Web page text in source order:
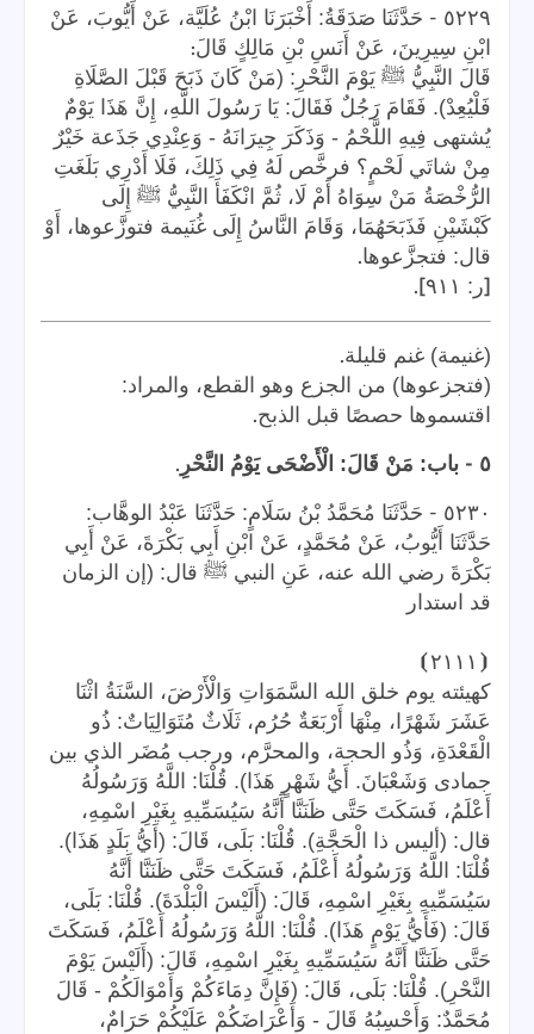
٥٢٢٩ - حَدَّثَنَا صَدَقَةُ: أَخْبَرَنَا ابْنُ عُلَيَّة، عَنْ أَيُّوبَ، عَنْ
ابْنِ سِيرِينَ، عَنْ أَنَسِ بْنِ مَالِكٍ قَالَ:
قَالَ النَّبِيُّ ﷺ يَوْمَ النَّحْرِ: (مَنْ كَانَ ذَبَحَ قَبْلَ الصَّلَاةِ
فَلْيُعِدْ). فَقَامَ رَجُلٌ فَقَالَ: يَا رَسُولَ اللَّهِ، إِنَّ هَذَا يَوْمٌ
يُشتهى فِيهِ اللَّحْمُ - وَذَكَرَ جِيرَانَهُ - وَعِنْدِي جَذَعة خَيْرٌ
مِنْ شاتَي لَحْمٍ؟ فرخَّص لَهُ فِي ذَلِكَ، فَلَا أَدْرِي بَلَغَتِ
الرُّخْصَةُ مَنْ سِوَاهُ أَمْ لَا، ثُمَّ انْكَفَأَ النَّبِيُّ ﷺ إِلَى
كَبْشَيْنِ فَذَبَحَهُمَا، وَقَامَ النَّاسُ إِلَى غُنَيمة فتوزَّعوها، أَوْ
قال: فتجزَّعوها.
[ر: ٩١١ ].
(غنيمة) غنم قليلة.
(فتجزعوها) من الجزع وهو القطع، والمراد:
اقتسموها حصصًا قبل الذبح.
٥ - باب: مَنْ قَالَ: الْأَضْحَى يَوْمُ النَّحْرِ .
٥٢٣٠ - حَدَّثَنَا مُحَمَّدُ بْنُ سَلَامٍ: حَدَّثَنَا عَبْدُ الوهَّاب:
حَدَّثَنَا أَيُّوبُ، عَنْ مُحَمَّدٍ، عَنْ ابْنِ أَبِي بَكْرَةَ، عَنْ أَبِي
بَكْرَةَ رضي الله عنه، عَنِ النبي ﷺ قال: (إن الزمان
قد استدار
⦗ ٢١١١ ⦘
كهيئته يوم خلق الله السَّمَوَاتِ وَالْأَرْضَ، السَّنَةُ اثْنَا
عَشَرَ شَهْرًا، مِنْهَا أَرْبَعَةٌ حُرُم، ثَلَاثٌ مُتَوَالِيَاتٌ: ذُو
الْقَعْدَةِ، وَذُو الحجة، والمحرَّم، ورجب مُضَر الذي بين
جمادى وَشَعْبَانَ. أَيُّ شَهْرٍ هَذَا). قُلْنَا: اللَّهُ وَرَسُولُهُ
أَعْلَمُ، فَسَكَتَ حَتَّى ظَنَنَّا أَنَّهُ سَيُسَمِّيهِ بِغَيْرِ اسْمِهِ،
قال: (أليس ذا الْحَجَّةِ). قُلْنَا: بَلَى، قَالَ: (أَيُّ بَلَدٍ هَذَا).
قُلْنَا: اللَّهُ وَرَسُولُهُ أَعْلَمُ، فَسَكَتَ حَتَّى ظَنَنَّا أَنَّهُ
سَيُسَمِّيهِ بِغَيْرِ اسْمِهِ، قَالَ: (أَلَيْسَ الْبَلْدَةَ). قُلْنَا: بَلَى،
قَالَ: (فَأَيُّ يَوْمٍ هَذَا). قُلْنَا: اللَّهُ وَرَسُولُهُ أَعْلَمُ، فَسَكَتَ
حَتَّى ظَنَنَّا أَنَّهُ سَيُسَمِّيهِ بِغَيْرِ اسْمِهِ، قَالَ: (أَلَيْسَ يَوْمَ
النَّحْرِ). قُلْنَا: بَلَى، قَالَ: (فَإِنَّ دِمَاءَكُمْ وَأَمْوَالَكُمْ - قَالَ
مُحَمَّدٌ: وَأَحْسِبُهُ قَالَ - وَأَعْرَاضَكُمْ عَلَيْكُمْ حَرَامٌ،